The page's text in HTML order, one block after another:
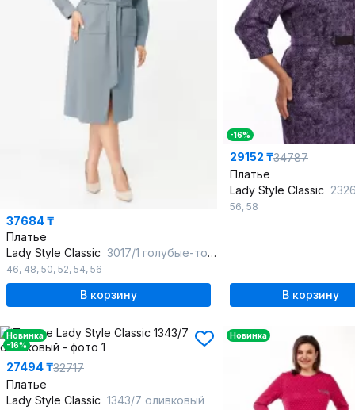
37684 ₸
Платье
Lady Style Classic 3017/1 голубые-тона
46, 48, 50, 52, 54, 56
В корзину
-16%
29152 ₸34787
Платье
Lady Style Classic 2326/2
56, 58
В корзину
Новинка
-16%
27494 ₸32717
Платье
Lady Style Classic 1343/7 оливковый
Новинка